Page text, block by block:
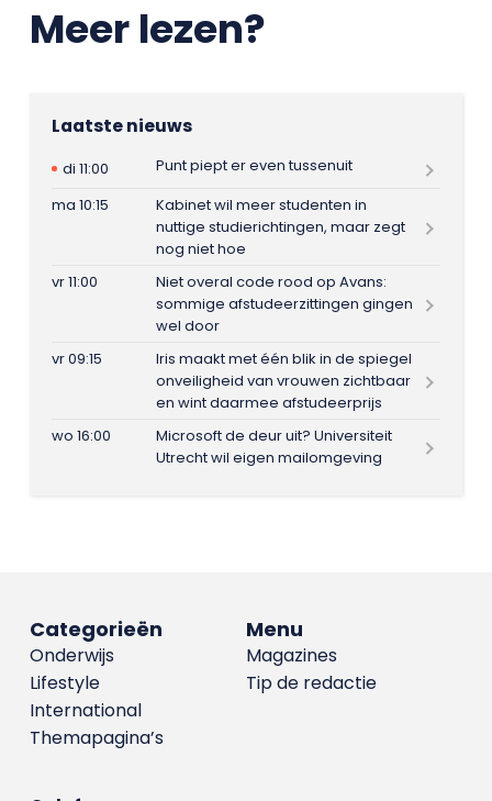
Meer lezen?
Laatste nieuws
di 11:00
Punt piept er even tussenuit
ma 10:15
Kabinet wil meer studenten in
nuttige studierichtingen, maar zegt
nog niet hoe
vr 11:00
Niet overal code rood op Avans:
sommige afstudeerzittingen gingen
wel door
vr 09:15
Iris maakt met één blik in de spiegel
onveiligheid van vrouwen zichtbaar
en wint daarmee afstudeerprijs
wo 16:00
Microsoft de deur uit? Universiteit
Utrecht wil eigen mailomgeving
Menu
Magazines
Tip de redactie
Categorieën
Onderwijs
Lifestyle
International
Themapagina’s